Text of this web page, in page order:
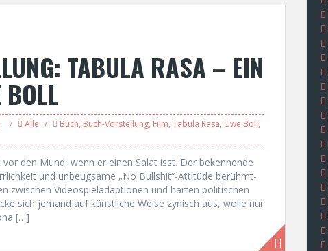
TABULA RASA – EIN
BOLL
Alle Buch, Buch-Vorstellung, Film, Tabula Rasa, Uwe Boll,
den Mund, wenn er einen Salat isst. Der bekennende
und unbeugsame „No Bullshit“-Attitüde berühmt-
zwischen Videospieladaptionen und harten politischen
sich jemand auf künstliche Weise zynisch aus, wolle nur
[…]